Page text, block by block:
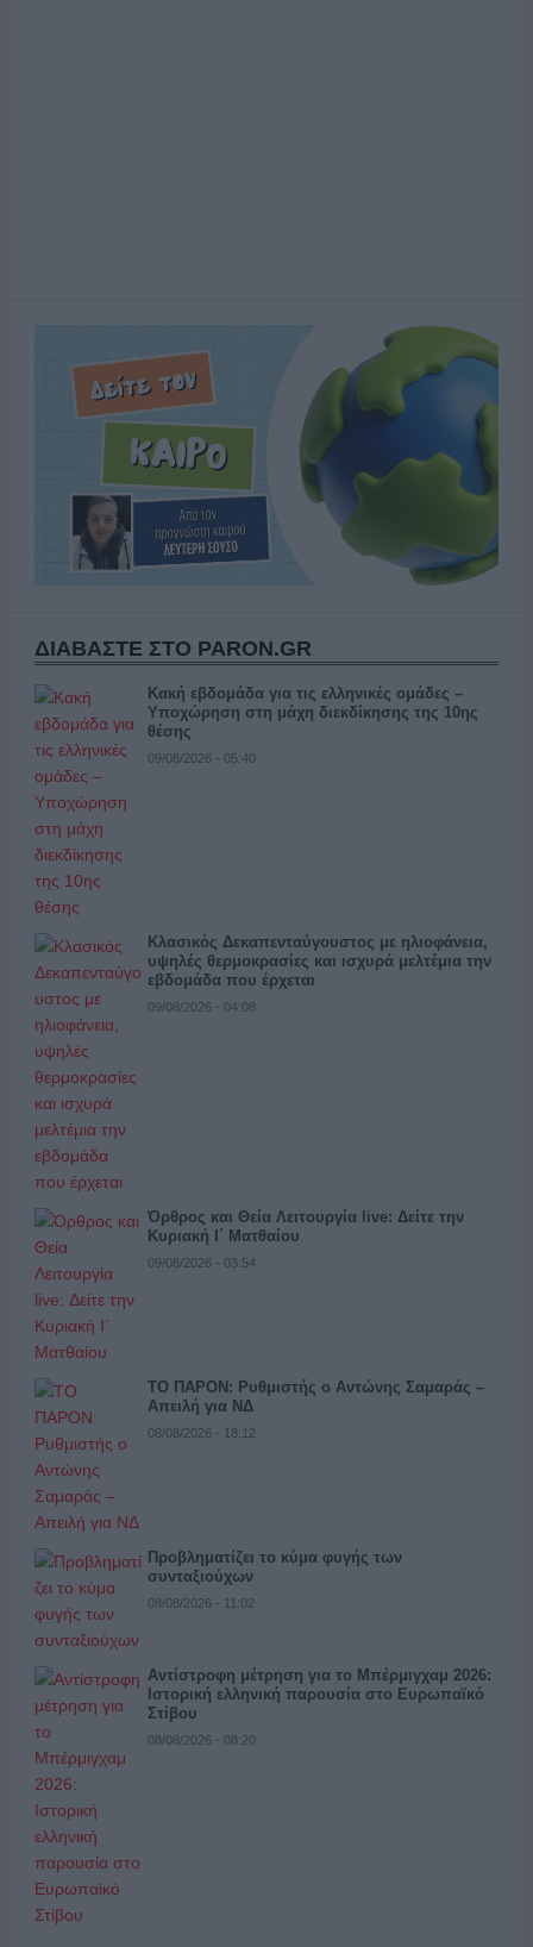
ΔΙΑΒΑΣΤΕ ΣΤΟ PARON.GR
Κακή εβδομάδα για τις ελληνικές ομάδες –
Υποχώρηση στη μάχη διεκδίκησης της 10ης
θέσης
09/08/2026 - 05:40
Κλασικός Δεκαπενταύγουστος με ηλιοφάνεια,
υψηλές θερμοκρασίες και ισχυρά μελτέμια την
εβδομάδα που έρχεται
09/08/2026 - 04:08
Όρθρος και Θεία Λειτουργία live: Δείτε την
Κυριακή Ι΄ Ματθαίου
09/08/2026 - 03:54
ΤΟ ΠΑΡΟΝ: Ρυθμιστής ο Αντώνης Σαμαράς –
Απειλή για ΝΔ
08/08/2026 - 18:12
Προβληματίζει το κύμα φυγής των
συνταξιούχων
08/08/2026 - 11:02
Αντίστροφη μέτρηση για το Μπέρμιγχαμ 2026:
Ιστορική ελληνική παρουσία στο Ευρωπαϊκό
Στίβου
08/08/2026 - 08:20